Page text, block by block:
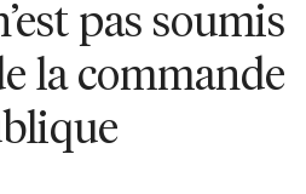
pas soumis
la commande